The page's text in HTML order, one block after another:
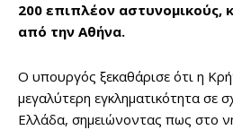
200 επιπλέον αστυνομικούς,
από την Αθήνα.
Ο υπουργός ξεκαθάρισε ότι η
μεγαλύτερη εγκληματικότητα σε
Ελλάδα, σημειώνοντας πως στο